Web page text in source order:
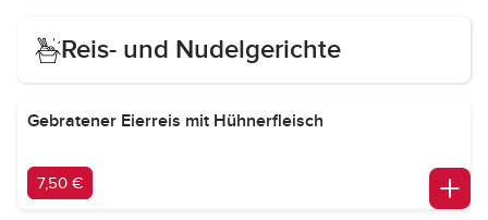
Reis- und Nudelgerichte
Gebratener Eierreis mit Hühnerfleisch
7,50 €